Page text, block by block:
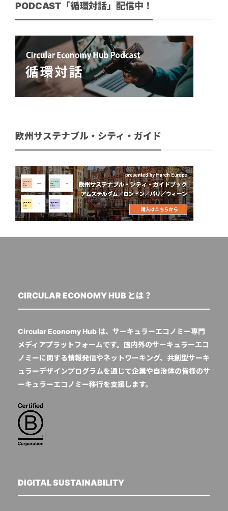
PODCAST「循環対話」配信中！
欧州サステナブル・シティ・ガイド
CIRCULAR ECONOMY HUB とは？
Circular Economy Hub は、サーキュラーエコノミー専門
メディアプラットフォームです。国内外のサーキュラーエコ
ノミーに関する情報発信やネットワーキング、共創型サーキ
ュラーデザインプログラムを通じて企業や自治体の皆様のサ
ーキュラーエコノミー移行を支援します。
DIGITAL SUSTAINABILITY